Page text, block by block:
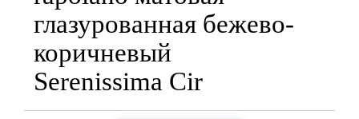
глазурованная бежево-
коричневый
Serenissima Cir